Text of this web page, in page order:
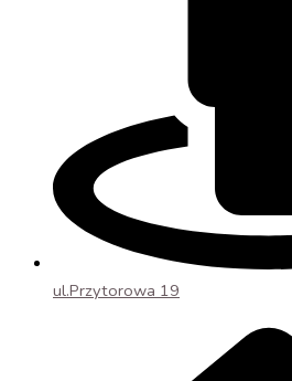
ul.Przytorowa 19